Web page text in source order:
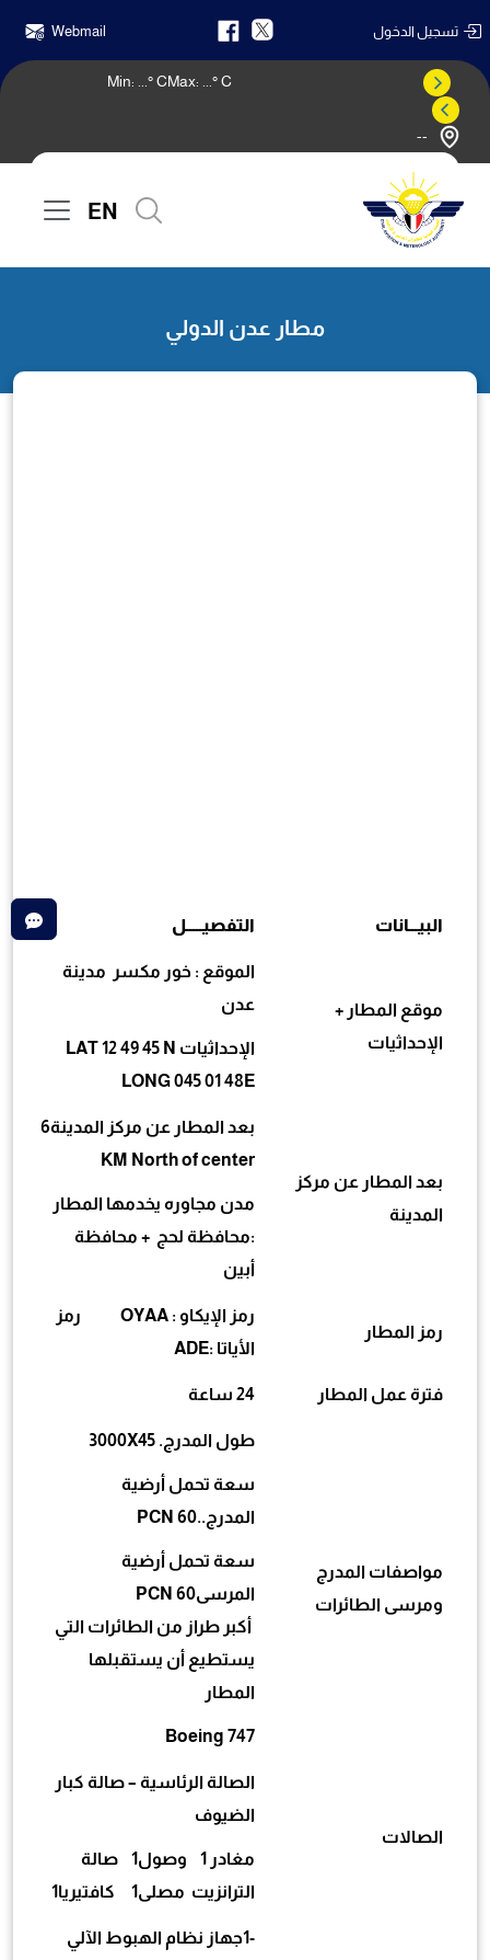
تسجيل الدخول Webmail
--
Max: ° C
Min: ° C
EN
الرئيسية مطار عدن الدولي
مطار عدن الدولي
البيـــانات التفصيـــــل
موقع المطار +
الإحداثيات
الموقع : خور مكسر مدينة
عدن
الإحداثيات LAT 12 49 45 N
LONG 045 01 48E
بعد المطار عن مركز
المدينة
بعد المطار عن مركز المدينة6
KM North of center
مدن مجاوره يخدمها المطار
:محافظة لحج + محافظة
أبين
رمز المطار
رمز الإيكاو : OYAA رمز
الأياتا :ADE
فترة عمل المطار 24 ساعة
مواصفات المدرج
ومرسى الطائرات
طول المدرج. 3000X45
سعة تحمل أرضية
المدرج..PCN 60
سعة تحمل أرضية
المرسىPCN 60
أكبر طراز من الطائرات التي
يستطيع أن يستقبلها
المطار
Boeing 747
الصالات
الصالة الرئاسية – صالة كبار
الضيوف
مغادر 1 وصول1 صالة
الترانزيت مصلى1 كافتيريا1
-1جهاز نظام الهبوط الآلي